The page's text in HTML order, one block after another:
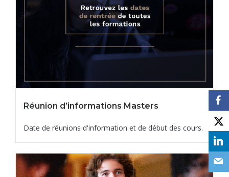
Réunion d’informations Masters
Date de réunions d'information et de début des cours.